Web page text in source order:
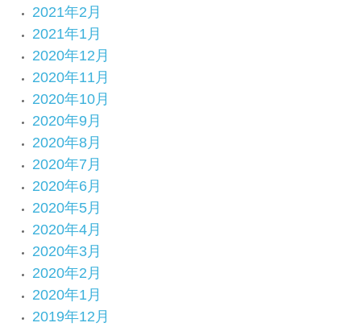
2021年2月
2021年1月
2020年12月
2020年11月
2020年10月
2020年9月
2020年8月
2020年7月
2020年6月
2020年5月
2020年4月
2020年3月
2020年2月
2020年1月
2019年12月